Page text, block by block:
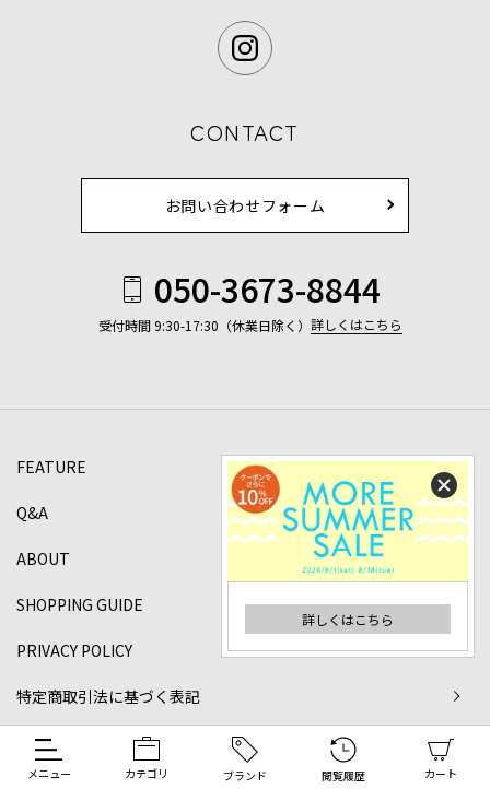
詳しくはこちら
メニュー カテゴリ ブランド 閲覧履歴 カート
CONTACT
お問い合わせフォーム
050-3673-8844
受付時間 9:30-17:30（休業日除く） 詳しくはこちら
FEATURE
Q&A
ABOUT
SHOPPING GUIDE
PRIVACY POLICY
特定商取引法に基づく表記
©2024 DANJO Co.,ltd All rights reserved.